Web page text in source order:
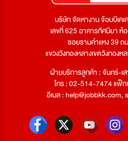
บริษัท จัดหางาน จ๊อบบีเค
เลขที่ 625 อาคารทัศนียา ห้
ซอยรามคำแหง 39 ถ
แขวงวังทองหลางเขตวังทอง
ฝ่ายบริการลูกค้า : จันทร์-เ
โทร : 02-514-7474 แฟ็
อีเมล :help@jobbkk.com,